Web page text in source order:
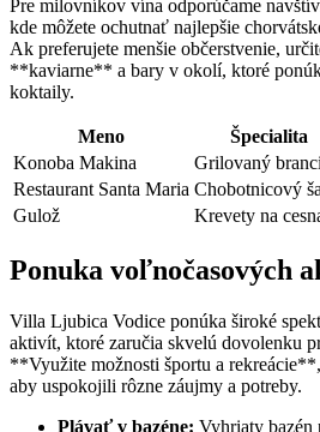
Pre milovníkov vína odporúčame
kde môžete ochutnať najlepšie
Ak preferujete menšie občerstvenie,
**kaviarne** a bary v okolí, ktoré
koktaily.
Meno Špecialita
Konoba Makina
Grilovaný
Restaurant Santa Maria Chobotnicový
Gulož
Krevety na
Ponuka voľnočasových
Villa Ljubica Vodice ponúka široké
aktivít, ktoré zaručia skvelú dovolenku
**Využite možnosti športu a
aby uspokojili rôzne záujmy a potreby.
Plávať v bazéne: Vyhriaty bazén